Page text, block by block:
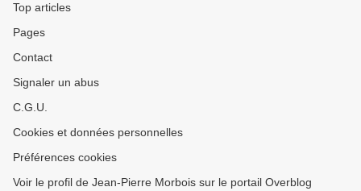
Top articles
Pages
Contact
Signaler un abus
C.G.U.
Cookies et données personnelles
Préférences cookies
Voir le profil de Jean-Pierre Morbois sur le portail Overblog